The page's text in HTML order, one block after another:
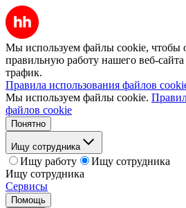
Мы используем файлы cookie, чтобы
правильную работу нашего веб-сайта
трафик.
Правила использования файлов
Мы используем файлы cookie.
файлов cookie
Понятно
Ищу сотрудника
Ищу работу
Ищу сотрудника
Ищу сотрудника
Сервисы
Помощь